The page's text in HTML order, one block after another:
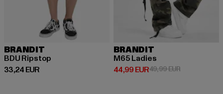
BRANDIT
BDU Ripstop
33,24 EUR
Derzeitiger Preis: 33,24 EUR
BRANDIT
M65 Ladies
44,99 EUR
Derzeitiger Preis: 44,99 EUR
49,99 EURAktionspreis: